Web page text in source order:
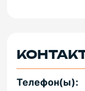
Телефон(ы):